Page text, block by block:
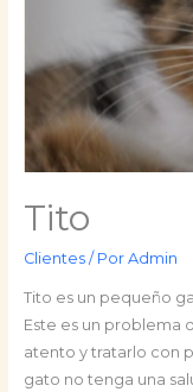
Tito
Clientes/ Por Admin
Tito es un pequeño
Este es un problema
atento y tratarlo con
gato no tenga una